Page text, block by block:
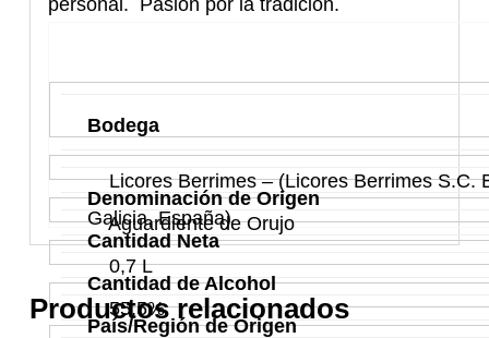
Bodega
Licores Berrimes – (Licores Berrimes S.C.
Galicia, España)
Denominación de Origen
Aguardiente de Orujo
Cantidad Neta
0,7 L
Cantidad de Alcohol
55,5%
País/Región de Origen
Productos relacionados